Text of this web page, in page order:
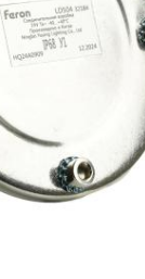
220в